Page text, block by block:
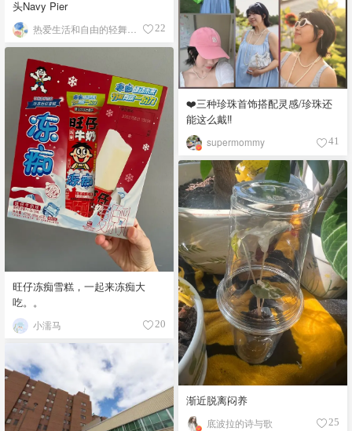
❤️三种珍珠首饰搭配灵感/珍珠还
能这么戴‼️
supermommy 41
头Navy Pier
22
旺仔冻痴雪糕，一起来冻痴大
吃。。
小濡马 20
渐近脱离闷养
底波拉的诗与歌 25